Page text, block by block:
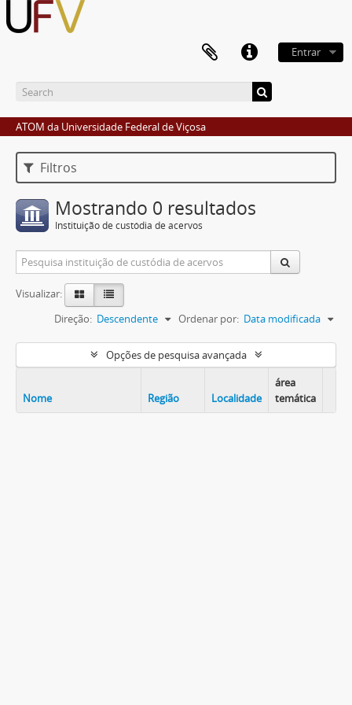
Entrar
ATOM da Universidade Federal de Viçosa
Filtros
Mostrando 0 resultados
Instituição de custódia de acervos
Visualizar:
Ordenar por: Data modificada
Direção: Descendente
Opções de pesquisa avançada
Nome Região Localidade
área
temática